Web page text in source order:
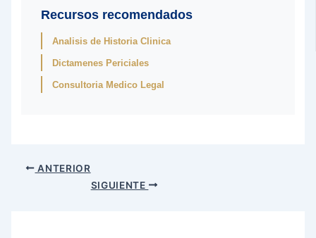
Recursos recomendados
Analisis de Historia Clinica
Dictamenes Periciales
Consultoria Medico Legal
ANTERIOR
SIGUIENTE